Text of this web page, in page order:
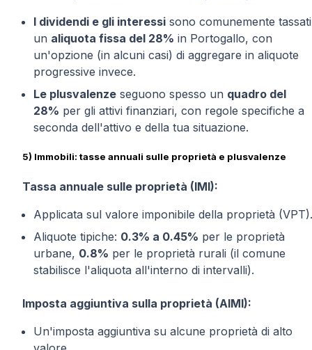
I dividendi e gli interessi sono comunemente
un aliquota fissa del 28% in Portogallo, con
un'opzione (in alcuni casi) di aggregare in aliquote
progressive invece.
Le plusvalenze seguono spesso un quadro del
28% per gli attivi finanziari, con regole specifiche a
seconda dell'attivo e della tua situazione.
5) Immobili: tasse annuali sulle proprietà e plusvalenze
Tassa annuale sulle proprietà (IMI):
Applicata sul valore imponibile della proprietà (VPT).
Aliquote tipiche: 0.3% a 0.45% per le proprietà
urbane, 0.8% per le proprietà rurali (il comune
stabilisce l'aliquota all'interno di intervalli).
Imposta aggiuntiva sulla proprietà (AIMI):
Un'imposta aggiuntiva su alcune proprietà di alto